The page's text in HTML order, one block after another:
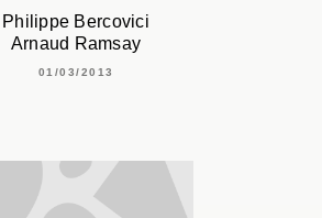
Philippe Bercovici
Arnaud Ramsay
01/03/2013